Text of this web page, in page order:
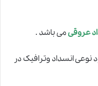
عروقیمی باشد .
نوعی انسداد وترافیک در